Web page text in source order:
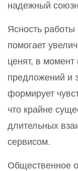
надежный
Ясность работы
помогает
ценят, в момент
предложений и
формирует
что крайне
длительных
сервисом.
Общественное